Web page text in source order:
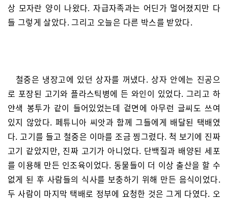
상 모자란 양이 나왔다. 자급자족과는 어딘가 멀어졌지만 다
들 그렇게 살았다. 그리고 오늘은 다른 박스를 받았다.
철중은 냉장고에 있던 상자를 꺼냈다. 상자 안에는 진공으
로 포장된 고기와 플라스틱병에 든 와인이 있었다. 그리고 하
얀색 봉투가 같이 들어있었는데 겉면에 아무런 글씨도 쓰여
있지 않았다. 페튜니아 씨앗과 함께 그들에게 배달된 택배였
다. 고기를 들고 철중은 이마를 조금 찡그렸다. 척 보기에 진짜
고기 같았지만, 진짜 고기가 아니었다. 단백질과 배양된 세포
를 이용해 만든 인조육이었다. 동물들이 더 이상 출산을 할 수
없게 된 후 사람들의 식사를 보충하기 위해 만든 음식이었다.
두 사람이 마지막 택배로 정부에 요청한 것은 그게 다였다. 오